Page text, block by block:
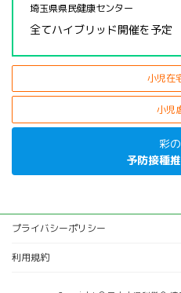
埼玉県県民健康センター
全てハイブリッド開催を予定
小児在
小児
彩
予防接種
プライバシーポリシー
利用規約